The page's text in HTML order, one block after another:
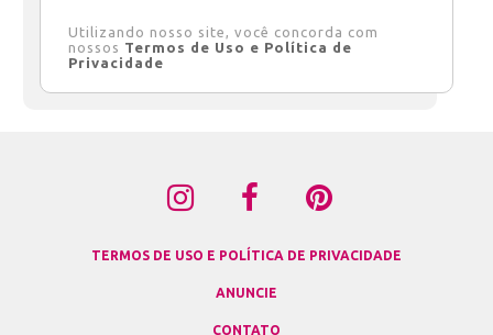
Utilizando nosso site, você concorda com
nossos Termos de Uso e Política de
Privacidade
TERMOS DE USO E POLÍTICA DE PRIVACIDADE
ANUNCIE
CONTATO